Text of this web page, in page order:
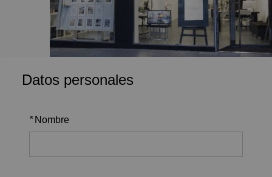
Datos personales
* Nombre